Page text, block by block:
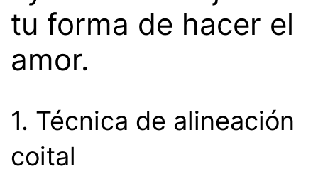
tu forma de hacer el
amor.
1. Técnica de alineación
coital